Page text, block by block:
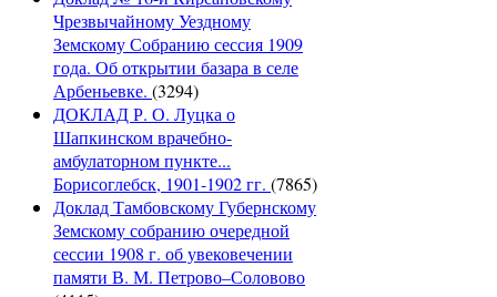
Чрезвычайному Уездному
Земскому Собранию сессия 1909
года. Об открытии базара в селе
Арбеньевке. (3294)
ДОКЛАД Р. О. Луцка о
Шапкинском врачебно-
амбулаторном пункте...
Борисоглебск, 1901-1902 гг. (7865)
Доклад Тамбовскому Губернскому
Земскому собранию очередной
сессии 1908 г. об увековечении
памяти В. М. Петрово–Соловово